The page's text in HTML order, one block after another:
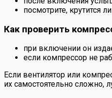
посмотрите, крутится
Как проверить
при включении он
если компрессор не
Если вентилятор или
их самостоятельно сложно,